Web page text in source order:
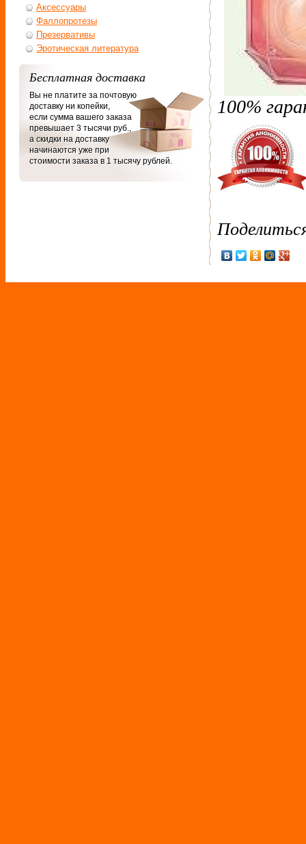
100%
Аксессуары
Фаллопротезы
Презервативы
Эротическая литература
Бесплатная доставка
Вы не платите за почтовую
доставку ни копейки,
если сумма вашего заказа
превышает 3 тысячи руб.,
а скидки на доставку
начинаются уже при
стоимости заказа в 1 тысячу рублей.